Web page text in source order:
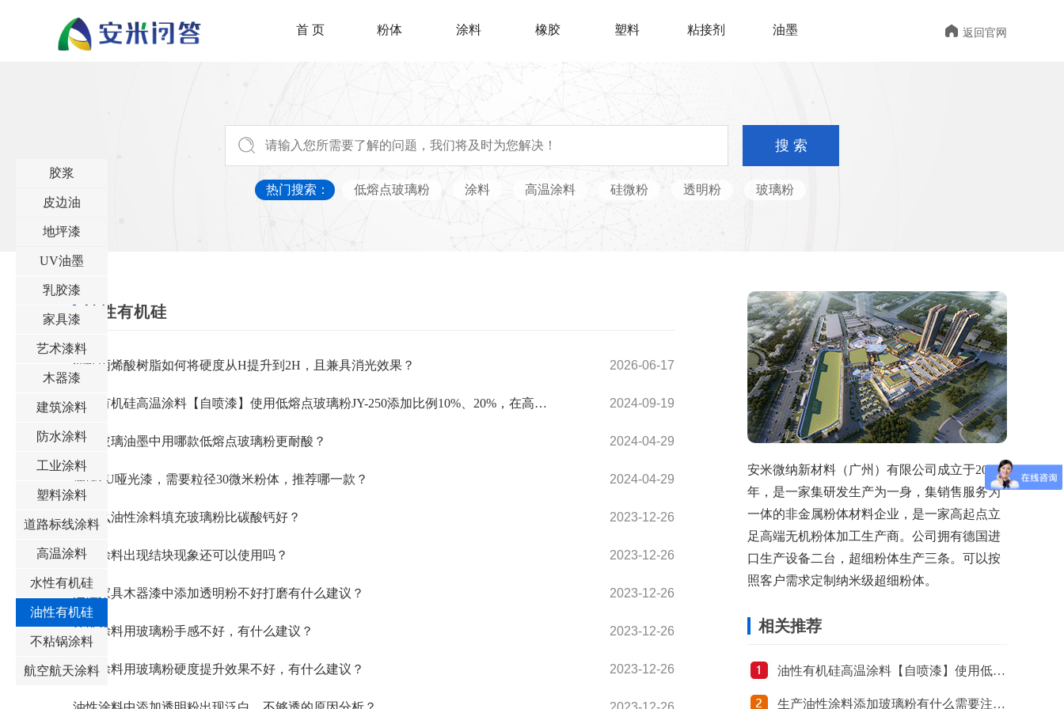
首 页 粉体 涂料 橡胶 塑料 粘接剂 油墨  返回官网
搜 索
热门搜索： 低熔点玻璃粉 涂料 高温涂料 硅微粉 透明粉 玻璃粉
油性有机硅
油性丙烯酸树脂如何将硬度从H提升到2H，且兼具消光效果？ 2026-06-17
油性有机硅高温涂料【自喷漆】使用低熔点玻璃粉JY-250添加比例10%、20%，在高温500℃放置马弗炉内出现涂层开裂，附着力不好的问题，有什么建议呢？ 2024-09-19
钢化玻璃油墨中用哪款低熔点玻璃粉更耐酸？ 2024-04-29
油性PU哑光漆，需要粒径30微米粉体，推荐哪一款？ 2024-04-29
为什么油性涂料填充玻璃粉比碳酸钙好？ 2023-12-26
油性涂料出现结块现象还可以使用吗？ 2023-12-26
油性家具木器漆中添加透明粉不好打磨有什么建议？ 2023-12-26
油性涂料用玻璃粉手感不好，有什么建议？ 2023-12-26
油性涂料用玻璃粉硬度提升效果不好，有什么建议？ 2023-12-26
安米微纳新材料（广州）有限公司成立于2008
年，是一家集研发生产为一身，集销售服务为
一体的非金属粉体材料企业，是一家高起点立
足高端无机粉体加工生产商。公司拥有德国进
口生产设备二台，超细粉体生产三条。可以按
照客户需求定制纳米级超细粉体。
相关推荐
油性有机硅高温涂料【自喷漆】使用低熔点玻璃粉JY-250添加比例10%、20%，在高温500℃放置马弗炉内出现涂层开裂，附着力不好的问题，有什么建议呢？
生产油性涂料添加玻璃粉有什么需要注意的吗？
胶浆
皮边油
地坪漆
UV油墨
乳胶漆
家具漆
艺术漆料
木器漆
建筑涂料
防水涂料
工业涂料
塑料涂料
道路标线涂料
高温涂料
水性有机硅
油性有机硅
不粘锅涂料
航空航天涂料